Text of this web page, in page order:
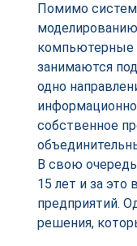
Помимо
моделированию
компьютерные
занимаются
одно
собственное
В свою
15 лет и за это
предприятий.
решения,